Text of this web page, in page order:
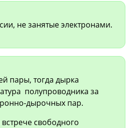
не занятые электронами.
пары, тогда дырка
полупроводника за
дырочных пар.
свободного